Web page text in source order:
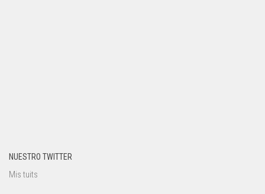
NUESTRO TWITTER
Mis tuits